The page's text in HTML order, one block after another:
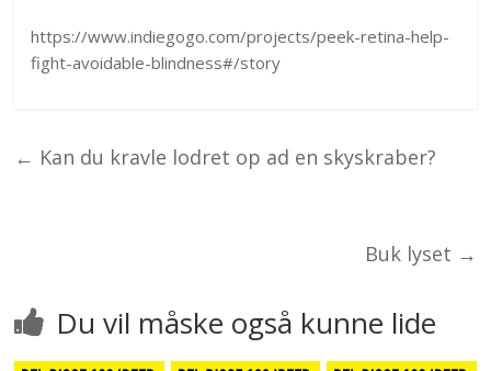
https://www.indiegogo.com/projects/peek-retina-help-
fight-avoidable-blindness#/story
← Kan du kravle lodret op ad en skyskraber?
Buk lyset →
Du vil måske også kunne lide